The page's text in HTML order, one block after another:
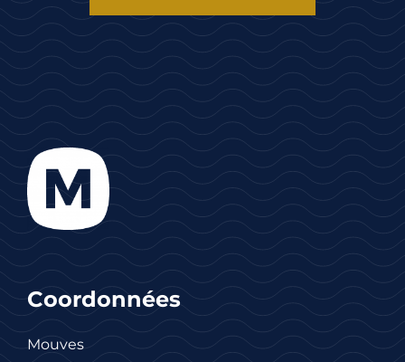
Coordonnées
Mouves